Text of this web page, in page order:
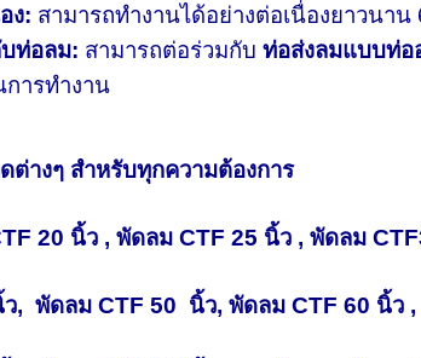
ง: สามารถทำงานได้อย่างต่อเนื่องยาวนาน
ท่อลม: สามารถต่อร่วมกับท่อส่งลมแบบท่
ารทำงาน
างๆ สำหรับทุกความต้องการ
20 นิ้ว , พัดลม CTF 25 นิ้ว , พัดลม
, พัดลม CTF 50 นิ้ว, พัดลม CTF 60 นิ้ว ,